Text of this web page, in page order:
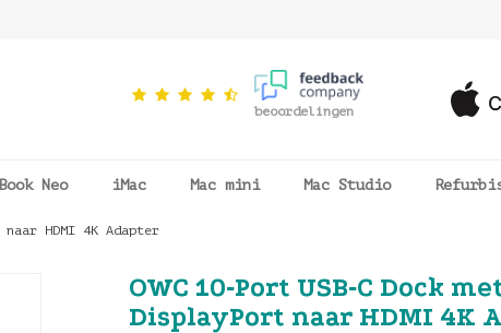
beoordelingen
Neo iMac Mac mini Mac Studio
naar HDMI 4K Adapter
OWC 10‑Port USB‑C Dock
DisplayPort naar HDMI 4K